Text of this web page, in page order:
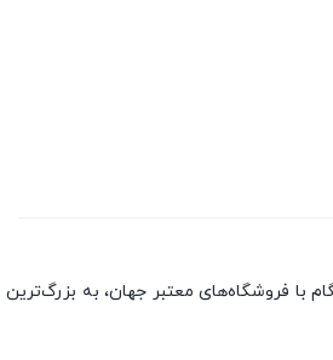
و تضمین اصل‌بودن کالا موفق شده تا همگام با فروشگاه‌های معتبر جهان، به بزرگ‌ترین